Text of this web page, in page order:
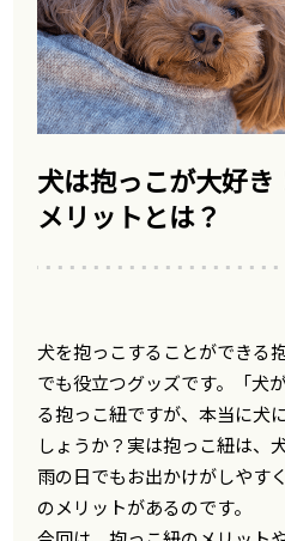
犬は抱っこが大好
メリットとは？
犬を抱っこすることができる
でも役立つグッズです。「犬
る抱っこ紐ですが、本当に犬
しょうか？実は抱っこ紐は、
雨の日でもお出かけがしやす
のメリットがあるのです。